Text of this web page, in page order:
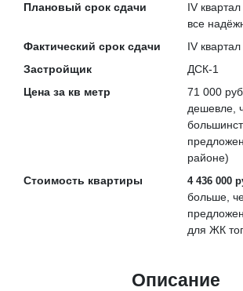
Плановый срок сдачи
IV
все
Фактический срок сдачи
IV
Застройщик
ДСК-1
Цена за кв метр
71 000
дешевле
районе)
Стоимость квартиры
4 436 000
больше ,
для ЖК
Описание